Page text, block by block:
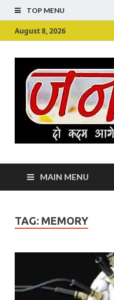
TOP MENU
August 8, 2026
MAIN MENU
TAG: MEMORY